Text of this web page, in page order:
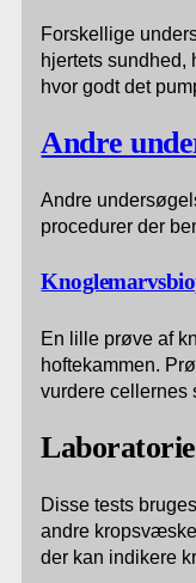
Forskellige
hjertets sundhed,
hvor godt det
Andre
Andre
procedurer der
En lille prøve af
hoftekammen.
vurdere
Disse tests
andre
der kan indikere